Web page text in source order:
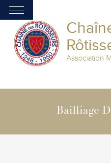
Association
Bailliage